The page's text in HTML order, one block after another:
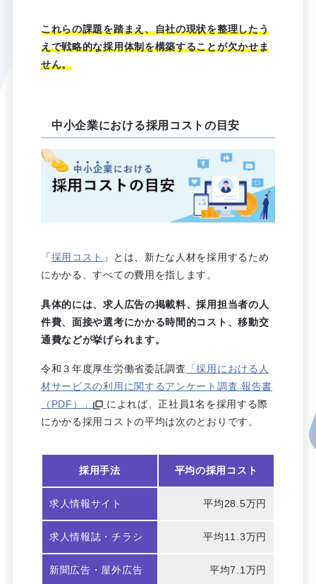
これらの課題を踏まえ、自社の現状を整理したう
えで戦略的な採用体制を構築することが欠かせま
せん。
中小企業における採用コストの目安
「採用コスト 」とは、新たな人材を採用するため
にかかる、すべての費用を指します。
具体的には、求人広告の掲載料、採用担当者の人
件費、面接や選考にかかる時間的コスト、移動交
通費などが挙げられます。
令和３年度厚生労働省委託調査
「採用における人
材サービスの利用に関するアンケート調査 報告書
（PDF）」
によれば、正社員1名を採用する際
にかかる採用コストの平均は次のとおりです。
採用手法 平均の採用コスト
求人情報サイト 平均28.5万円
求人情報誌・チラシ 平均11.3万円
新聞広告・屋外広告 平均7.1万円